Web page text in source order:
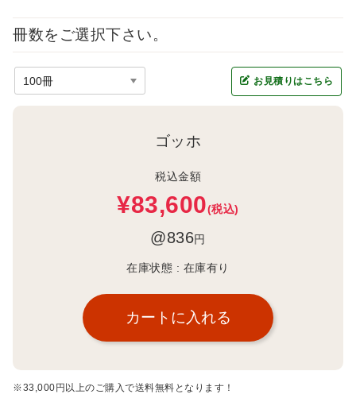
冊数をご選択下さい。
お見積りはこちら
ゴッホ
税込金額
¥83,600(税込)
@836円
在庫状態 : 在庫有り
※33,000円以上のご購入で送料無料となります！